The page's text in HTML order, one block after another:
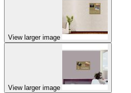
View larger image
View larger image